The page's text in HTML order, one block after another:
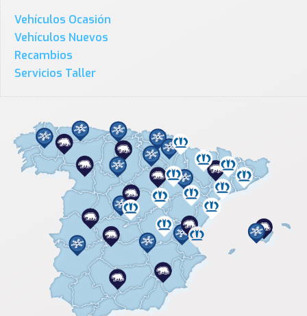
Vehículos Ocasión
Vehículos Nuevos
Recambios
Servicios Taller